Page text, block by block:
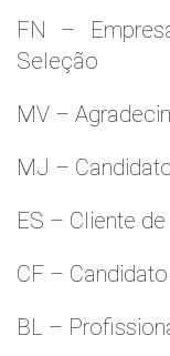
FN –
Seleção
MV –
MJ –
ES – Cliente
CF –
BL –